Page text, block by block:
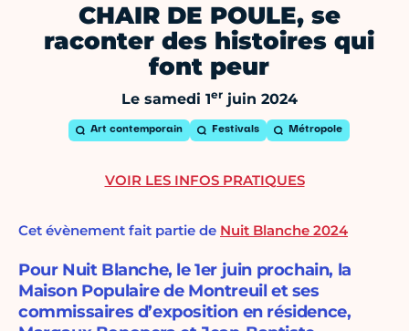
CHAIR DE POULE, se
raconter des histoires qui
font peur
Le samedi 1erjuin 2024
Art contemporain Festivals Métropole
Cet évènement fait partie de Nuit Blanche 2024
Pour Nuit Blanche, le 1er juin prochain, la
Maison Populaire de Montreuil et ses
commissaires d’exposition en résidence,
VOIR LES INFOS PRATIQUES